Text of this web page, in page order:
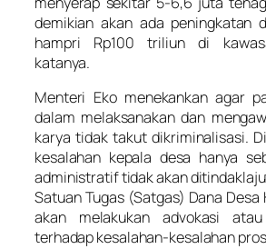
demikian akan ada peningkatan
hampri Rp100 triliun di
katanya.
Menteri Eko menekankan agar
dalam melaksanakan dan
karya tidak takut dikriminalisasi.
kesalahan kepala desa hanya
administratif tidak akan
Satuan Tugas (Satgas) Dana Desa
akan melakukan advokasi atau
terhadap kesalahan-kesalahan